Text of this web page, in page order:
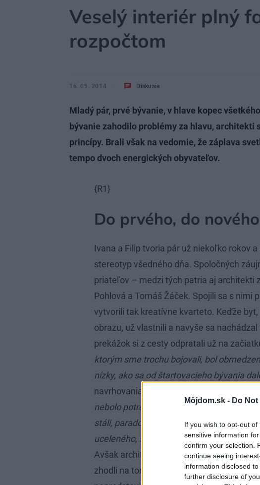
Môjdom.sk - Do
If you wish to opt-out
sensitive information
confirm your selection.
continue seeing
information disclosed
further disclosure of
Veselý interiér plný
rozpočtom
16. 09. 2014 Diskusia
Mladý pár, prvé bývanie, v hlave kopec
bývanie zahodilo problémy za hlavu, architekti
princípy. Brali však na vedomie, že záplava
tempo dvoch energických obyvateľov.
{R1}
Do prvého, do nového
Ivana a Filip tvoria pár už niekoľko rokov
stereotyp všedného dňa. Spoločných
priateľov – medzi tých patria aj architekti
Pohlová a Tomáš Žáček. Spojili sa s nimi
vytvorili tak kreatívne kvarteto. Keďže
obrazu, už vlastnili a navyše sa
prekážok si z cesty odpratali už na
ktorým sme trochu bojovali, bol
nízky, ako sa od štartovacieho bývania
navrhovania architektka Soňa.
nebolo potrebné stavebne zasahovať,
stáli, paradoxne, pred väčšou výzvou.
uceleného, štandardného (aj keď
Avšak architekti sa nakoniec predsa len
zhodli na tom, že nepotrebujú v byte